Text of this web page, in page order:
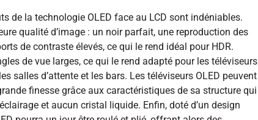
de la technologie OLED face au LCD sont indéniables.
qualité d’image : un noir parfait, une reproduction des
de contraste élevés, ce qui le rend idéal pour HDR.
de vue larges, ce qui le rend adapté pour les téléviseurs
salles d’attente et les bars. Les téléviseurs OLED peuvent
finesse grâce aux caractéristiques de sa structure qui
et aucun cristal liquide. Enfin, doté d’un design